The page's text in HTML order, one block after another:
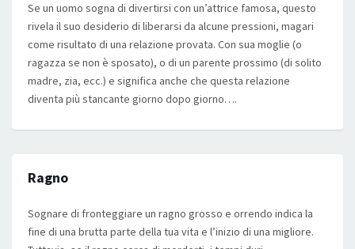
Se un uomo sogna di divertirsi con un’attrice famosa, questo
rivela il suo desiderio di liberarsi da alcune pressioni, magari
come risultato di una relazione provata. Con sua moglie (o
ragazza se non è sposato), o di un parente prossimo (di solito
madre, zia, ecc.) e significa anche che questa relazione
diventa più stancante giorno dopo giorno….
Ragno
Sognare di fronteggiare un ragno grosso e orrendo indica la
fine di una brutta parte della tua vita e l’inizio di una migliore.